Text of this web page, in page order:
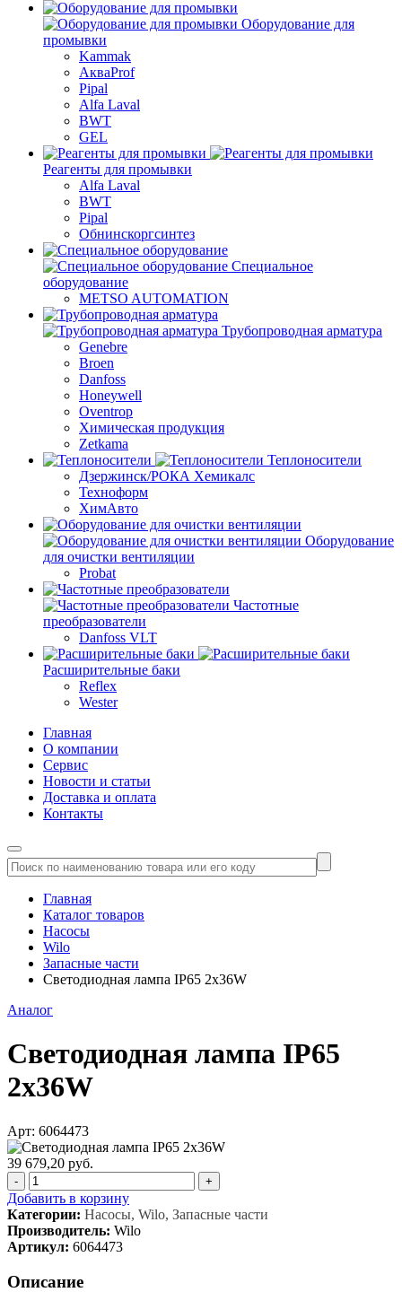
Оборудование для
промывки
Kammak
АкваProf
Pipal
Alfa Laval
BWT
GEL
Реагенты для промывки
Alfa Laval
BWT
Pipal
Обнинскоргсинтез
Специальное
оборудование
METSO AUTOMATION
Трубопроводная арматура
Genebre
Broen
Danfoss
Honeywell
Oventrop
Химическая продукция
Zetkama
Теплоносители
Дзержинск/РОКА Хемикалс
Техноформ
ХимАвто
Оборудование
для очистки вентиляции
Probat
Частотные
преобразователи
Danfoss VLT
Расширительные баки
Reflex
Wester
Главная
О компании
Сервис
Новости и статьи
Доставка и оплата
Контакты
Главная
Каталог товаров
Насосы
Wilo
Запасные части
Светодиодная лампа IP65 2x36W
Аналог
Светодиодная лампа IP65
2x36W
Арт: 6064473
39 679,20 руб.
- +
Добавить в корзину
Категории: Насосы, Wilo, Запасные части
Производитель: Wilo
Артикул: 6064473
Описание